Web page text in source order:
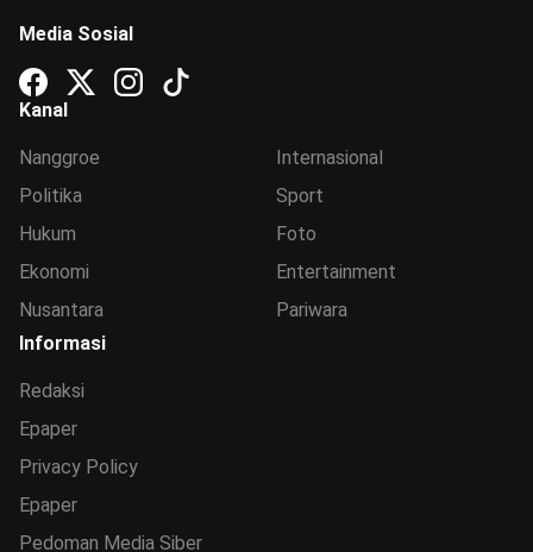
Media Sosial
Kanal
Nanggroe
Politika
Hukum
Ekonomi
Nusantara
Internasional
Sport
Foto
Entertainment
Pariwara
Informasi
Redaksi
Epaper
Privacy Policy
Epaper
Pedoman Media Siber